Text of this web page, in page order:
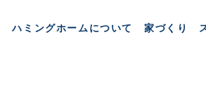
ハミングホームについて 家づくり